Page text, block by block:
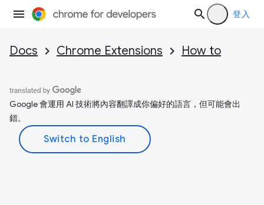
登入
Docs Chrome Extensions How to
Google 會運用 AI 技術將內容翻譯成你偏好的語言，但可能會出
錯。